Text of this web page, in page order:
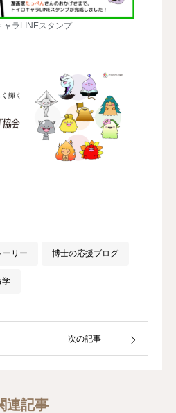
ャラLINEスタンプ
ーリー 博士の応援ブログ
学
次の記事
連記事